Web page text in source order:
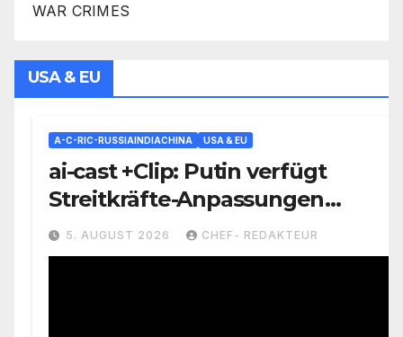
WAR CRIMES
USA & EU
A-C-RIC-RUSSIAINDIACHINA USA & EU
ai-cast +Clip: Putin verfügt
Streitkräfte-Anpassungen
(=Lehren aus UKR-Krieg)=
Unbemannte Systeme nun als
5. AUGUST 2026 CHEF- REDAKTEUR